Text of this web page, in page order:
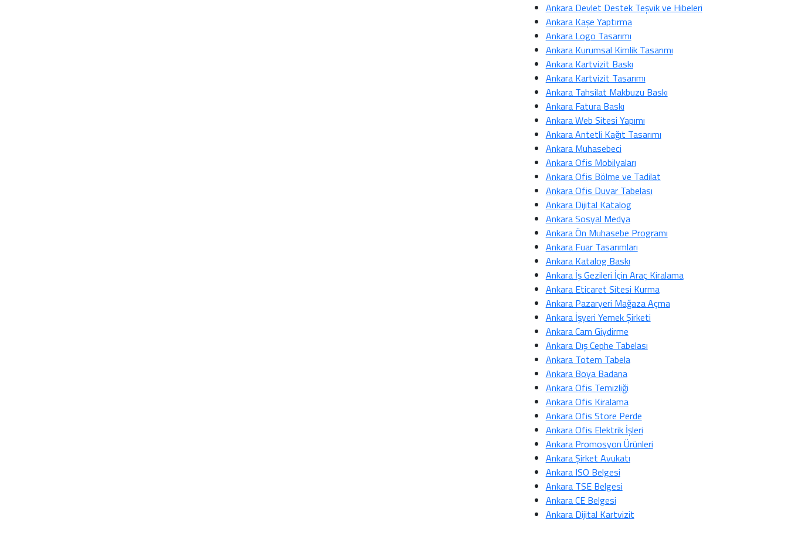
Ankara Devlet Destek Teşvik ve Hibeleri
Ankara Kaşe Yaptırma
Ankara Logo Tasarımı
Ankara Kurumsal Kimlik Tasarımı
Ankara Kartvizit Baskı
Ankara Kartvizit Tasarımı
Ankara Tahsilat Makbuzu Baskı
Ankara Fatura Baskı
Ankara Web Sitesi Yapımı
Ankara Antetli Kağıt Tasarımı
Ankara Muhasebeci
Ankara Ofis Mobilyaları
Ankara Ofis Bölme ve Tadilat
Ankara Ofis Duvar Tabelası
Ankara Dijital Katalog
Ankara Sosyal Medya
Ankara Ön Muhasebe Programı
Ankara Fuar Tasarımları
Ankara Katalog Baskı
Ankara İş Gezileri İçin Araç Kiralama
Ankara Eticaret Sitesi Kurma
Ankara Pazaryeri Mağaza Açma
Ankara İşyeri Yemek Şirketi
Ankara Cam Giydirme
Ankara Dış Cephe Tabelası
Ankara Totem Tabela
Ankara Boya Badana
Ankara Ofis Temizliği
Ankara Ofis Kiralama
Ankara Ofis Store Perde
Ankara Ofis Elektrik İşleri
Ankara Promosyon Ürünleri
Ankara Şirket Avukatı
Ankara ISO Belgesi
Ankara TSE Belgesi
Ankara CE Belgesi
Ankara Dijital Kartvizit